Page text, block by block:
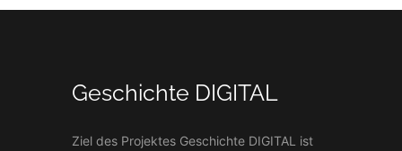
Geschichte DIGITAL
Ziel des Projektes Geschichte DIGITAL ist